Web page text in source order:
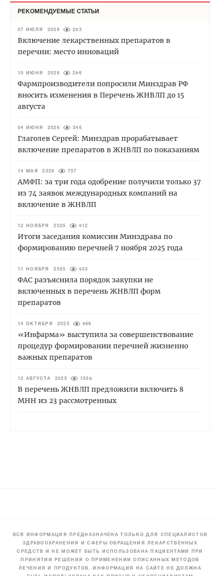
РЕКОМЕНДУЕМЫЕ СТАТЬИ
07 ИЮЛЯ 2026 293
Включение лекарственных препаратов в
перечни: место инноваций
10 ИЮНЯ 2026 296
Фармпроизводители попросили Минздрав РФ
вносить изменения в Перечень ЖНВЛП до 15
августа
04 ИЮНЯ 2026 346
Глаголев Сергей: Минздрав прорабатывает
включение препаратов в ЖНВЛП по показаниям
14 МАЯ 2026 757
АМФП: за три года одобрение получили только 37
из 74 заявок международных компаний на
включение в ЖНВЛП
12 НОЯБРЯ 2025 912
Итоги заседания комиссии Минздрава по
формированию перечней 7 ноября 2025 года
11 НОЯБРЯ 2025 933
ФАС разъяснила порядок закупки не
включенных в перечень ЖНВЛП форм
препаратов
14 ОКТЯБРЯ 2025 966
«Инфарма» выступила за совершенствование
процедур формировании перечней жизненно
важных препаратов
12 АВГУСТА 2025 1558
В перечень ЖНВЛП предложили включить 8
МНН из 23 рассмотренных
ВСЯ ИНФОРМАЦИЯ ПРЕДНАЗНАЧЕНА ТОЛЬКО ДЛЯ СПЕЦИАЛИСТОВ
ЗДРАВООХРАНЕНИЯ И СФЕРЫ ОБРАЩЕНИЯ ЛЕКАРСТВЕННЫХ
СРЕДСТВ И НЕ МОЖЕТ БЫТЬ ИСПОЛЬЗОВАНА ПАЦИЕНТАМИ ПРИ
ПРИНЯТИИ РЕШЕНИЯ О ПРИМЕНЕНИИ ОПИСАННЫХ МЕТОДОВ
ЛЕЧЕНИЯ И ПРОДУКТОВ. ИНФОРМАЦИЯ НА САЙТЕ НЕ ДОЛЖНА